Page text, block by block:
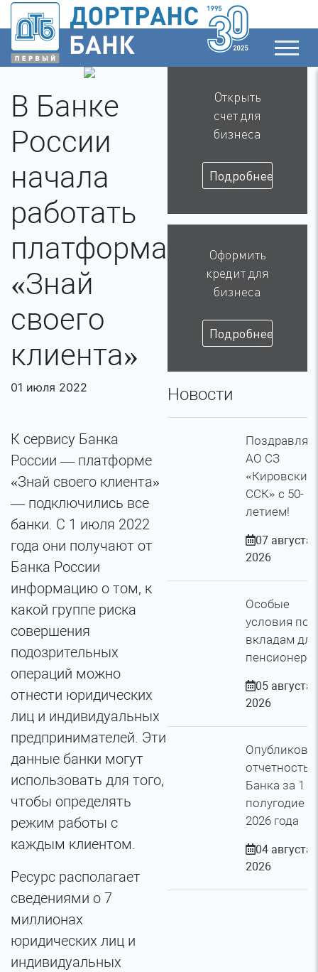
В Банке
России
начала
работать
платформа
«Знай
своего
клиента»
01 июля 2022
К сервису Банка
России — платформе
«Знай своего клиента»
— подключились все
банки. C 1 июля 2022
года они получают от
Банка России
информацию о том, к
какой группе риска
совершения
подозрительных
операций можно
отнести юридических
лиц и индивидуальных
предпринимателей. Эти
данные банки могут
использовать для того,
чтобы определять
режим работы с
каждым клиентом.
Ресурс располагает
сведениями о 7
миллионах
юридических лиц и
индивидуальных
Открыть
счет для
бизнеса
Подробнее
Оформить
кредит для
бизнеса
Подробнее
Новости
АО СЗ
«Кировский
ССК» с 50-
летием!
07 августа
2026
Особые
условия по
вкладам для
05 августа
2026
отчетность
Банка за 1
полугодие
2026 года
04 августа
2026